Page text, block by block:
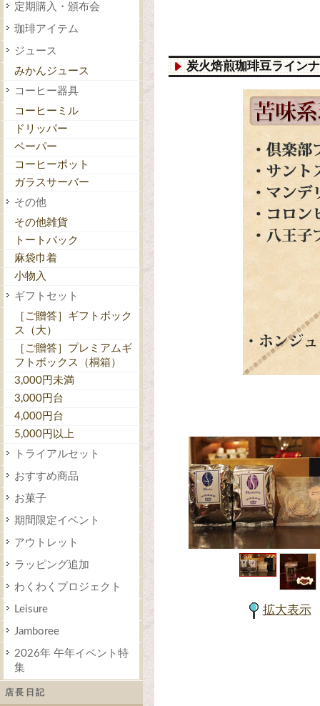
定期購入・頒布会
珈琲アイテム
ジュース
みかんジュース
コーヒー器具
コーヒーミル
ドリッパー
ペーパー
コーヒーポット
ガラスサーバー
その他
その他雑貨
トートバック
麻袋巾着
小物入
ギフトセット
［ご贈答］ギフトボック
ス（大）
［ご贈答］プレミアムギ
フトボックス（桐箱）
3,000円未満
3,000円台
4,000円台
5,000円以上
トライアルセット
おすすめ商品
お菓子
期間限定イベント
アウトレット
ラッピング追加
わくわくプロジェクト
Leisure
Jamboree
2026年 午年イベント特
集
店長日記
炭火焙煎珈琲豆ライン
拡大表示